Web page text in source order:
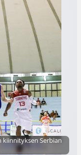
kiinnityksen Serbian